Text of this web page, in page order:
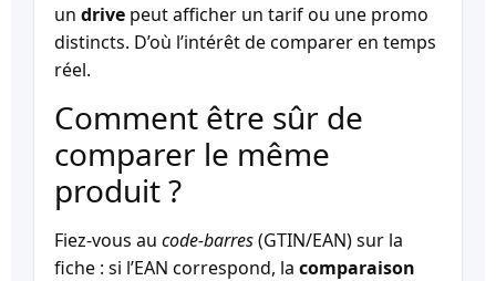
un drive peut afficher un tarif ou une promo
distincts. D’où l’intérêt de comparer en temps
réel.
Comment être sûr de
comparer le même
produit ?
Fiez-vous au code-barres(GTIN/EAN) sur la
fiche : si l’EAN correspond, la comparaison